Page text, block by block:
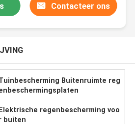
Contacteer ons
Buitenruimte reg
regenbescherming voo
buiten